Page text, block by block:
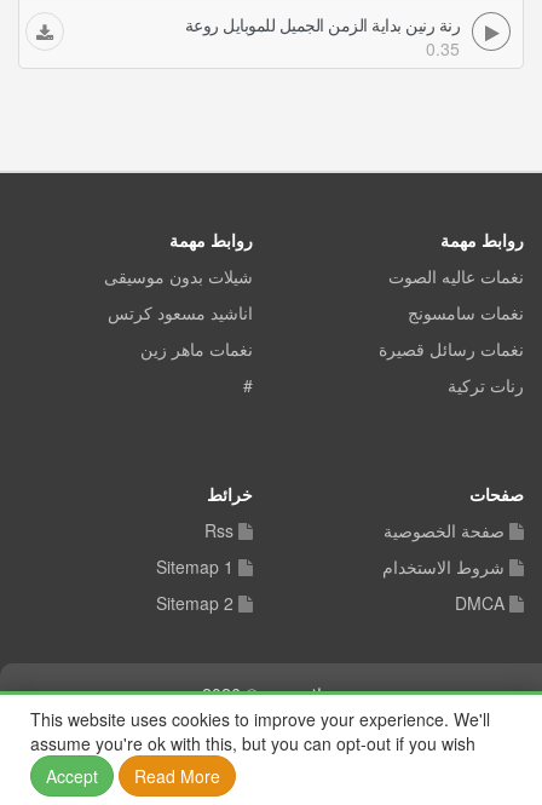
This website uses cookies to improve your experience. We'll
assume you're ok with this, but you can opt-out if you wish
Accept
Read More
رنة رنين بداية الزمن الجميل للموبايل روعة
0.35
روابط مهمة
نغمات عاليه الصوت
نغمات سامسونج
نغمات رسائل قصيرة
رنات تركية
روابط مهمة
شيلات بدون موسيقى
اناشيد مسعود كرتس
نغمات ماهر زين
#
صفحات
صفحة الخصوصية
شروط الاستخدام
DMCA
خرائط
Rss
Sitemap 1
Sitemap 2
شيلات توب © 2026